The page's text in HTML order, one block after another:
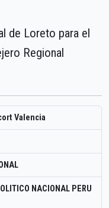
de Loreto para el
Regional
Valencia
NACIONAL PERU